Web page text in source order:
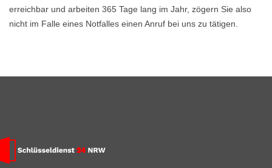
erreichbar und arbeiten 365 Tage lang im Jahr, zögern Sie also
nicht im Falle eines Notfalles einen Anruf bei uns zu tätigen.